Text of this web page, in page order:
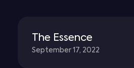
The Essence
September 17, 2022